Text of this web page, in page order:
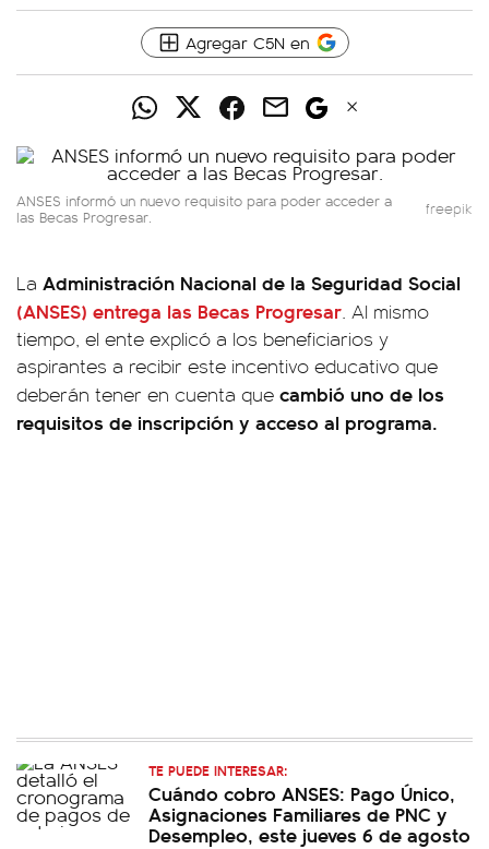
Agregar C5N en
ANSES informó un nuevo requisito para poder acceder a
las Becas Progresar. freepik
La Administración Nacional de la Seguridad Social
(ANSES) entrega las Becas Progresar. Al mismo
tiempo, el ente explicó a los beneficiarios y
aspirantes a recibir este incentivo educativo que
deberán tener en cuenta que cambió uno de los
requisitos de inscripción y acceso al programa.
TE PUEDE INTERESAR:
Cuándo cobro ANSES: Pago Único,
Asignaciones Familiares de PNC y
Desempleo, este jueves 6 de agosto